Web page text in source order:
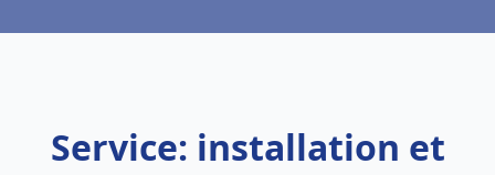
Service: installation et